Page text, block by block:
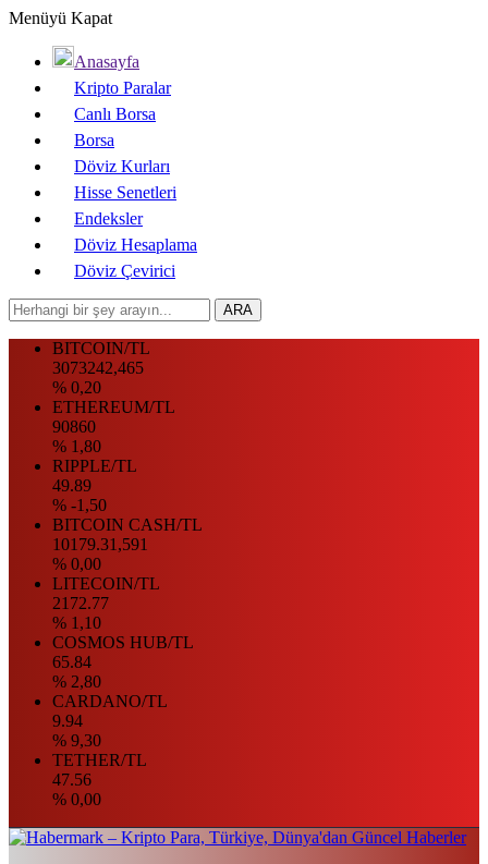
Menüyü Kapat
Anasayfa
Kripto Paralar
Canlı Borsa
Borsa
Döviz Kurları
Hisse Senetleri
Endeksler
Döviz Hesaplama
Döviz Çevirici
BITCOIN/TL
3073242,465
% 0,20
ETHEREUM/TL
90860
% 1,80
RIPPLE/TL
49.89
% -1,50
BITCOIN CASH/TL
10179.31,591
% 0,00
LITECOIN/TL
2172.77
% 1,10
COSMOS HUB/TL
65.84
% 2,80
CARDANO/TL
9.94
% 9,30
TETHER/TL
47.56
% 0,00